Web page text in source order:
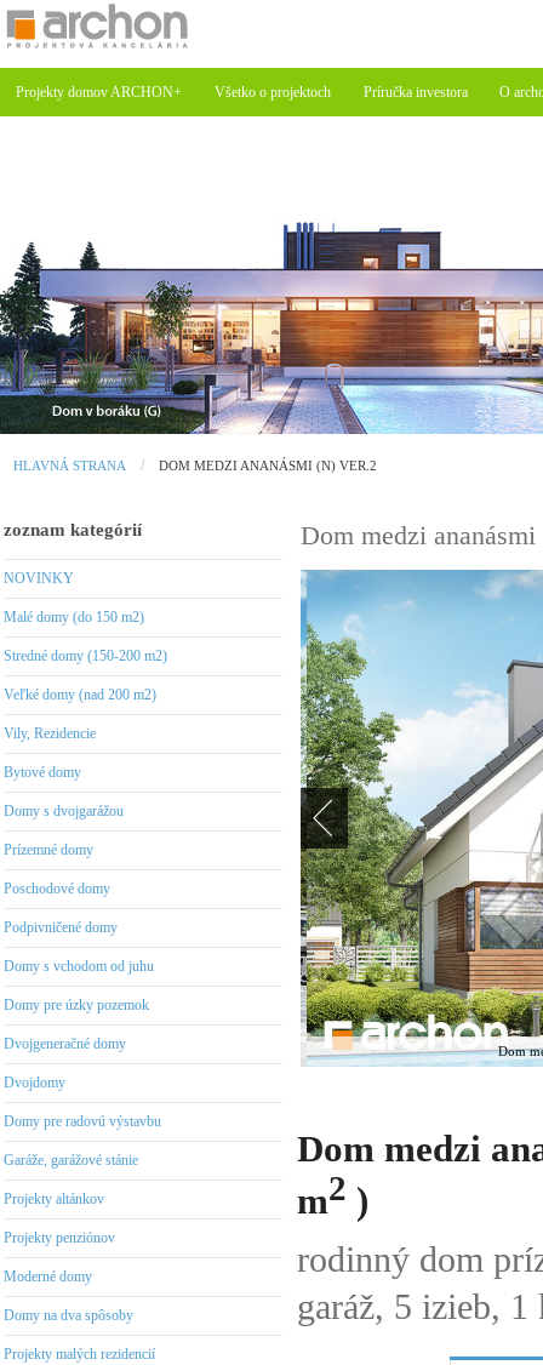
Projekty domov ARCHON+ Všetko o projektoch Príručka investora O
HLAVNÁ STRANA DOM MEDZI ANANÁSMI (N) VER.2
zoznam kategórií
NOVINKY
Malé domy (do 150 m2)
Stredné domy (150-200 m2)
Veľké domy (nad 200 m2)
Vily, Rezidencie
Bytové domy
Domy s dvojgarážou
Prízemné domy
Poschodové domy
Podpivničené domy
Domy s vchodom od juhu
Domy pre úzky pozemok
Dvojgeneračné domy
Dvojdomy
Domy pre radovú výstavbu
Garáže, garážové stánie
Projekty altánkov
Projekty penziónov
Moderné domy
Domy na dva spôsoby
Projekty malých rezidencií
Dom medzi
Dom
Dom medzi
m2 )
rodinný dom
garáž, 5 izieb,